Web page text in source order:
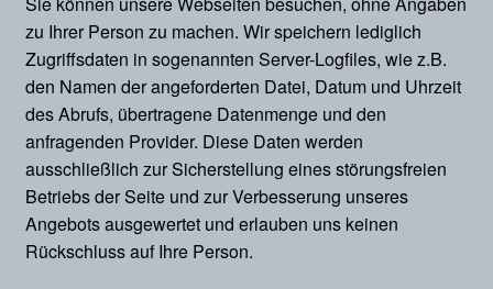
Datenschutz
Mein Konto
Kasse
Warenkorb
zu Ihrer Person zu machen. Wir speichern lediglich
Zugriffsdaten in sogenannten Server-Logfiles, wie z.B.
den Namen der angeforderten Datei, Datum und Uhrzeit
des Abrufs, übertragene Datenmenge und den
anfragenden Provider. Diese Daten werden
ausschließlich zur Sicherstellung eines störungsfreien
Betriebs der Seite und zur Verbesserung unseres
Angebots ausgewertet und erlauben uns keinen
Rückschluss auf Ihre Person.